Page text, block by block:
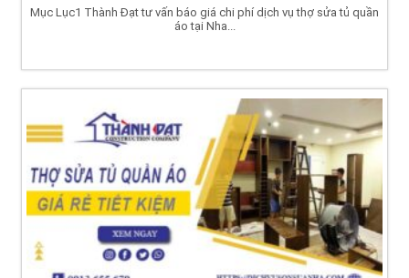
Mục Lục1 Thành Đạt tư vấn báo giá chi phí dịch vụ thợ sửa tủ quần
áo tại Nha...